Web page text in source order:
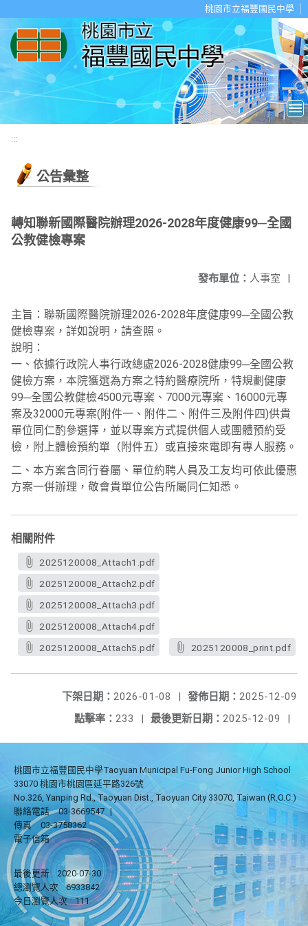
桃園市立福豐國民中學
:::
公告彙整
轉知聯新國際醫院辦理2026-2028年度健康99─全國
公教健檢專案
發布單位： 人事室 |
主旨：聯新國際醫院辦理2026-2028年度健康99─全國公教
健檢專案，詳如說明，請查照。
說明：
一、依據行政院人事行政總處2026-2028健康99─全國公教
健檢方案，本院獲選為方案之特約醫療院所，特規劃健康
99─全國公教健檢4500元專案、7000元專案、16000元專
案及32000元專案(附件一、附件二、附件三及附件四)供貴
單位同仁酌參選擇，並以專案方式提供個人或團體預約受
檢，附上體檢預約單（附件五）或直接來電即有專人服務。
二、本方案含同行眷屬、單位約聘人員及工友均可依此優惠
方案一併辦理，敬會貴單位公告所屬同仁知悉。
相關附件
2025120008_Attach1.pdf
2025120008_Attach2.pdf
2025120008_Attach3.pdf
2025120008_Attach4.pdf
2025120008_Attach5.pdf
2025120008_print.pdf
發佈日期： 2025-12-09
下架日期： 2026-01-08
|
最後更新日期： 2025-12-09 |
點擊率： 233 |
桃園市立福豐國民中學Taoyuan Municipal Fu-Fong Junior High School
33070 桃園市桃園區延平路326號
No.326, Yanping Rd., Taoyuan Dist., Taoyuan City 33070, Taiwan (R.O.C.)
聯絡電話
03-3669547 |
傳真
03-3758362
電子信箱
最後更新
2020-07-30
總瀏覽人次
6933842
今日瀏覽人次
111